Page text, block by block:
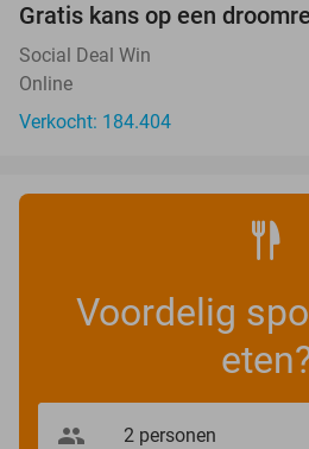
Gratis kans op een
Social Deal Win
Online
Verkocht: 184.404
Voordelig